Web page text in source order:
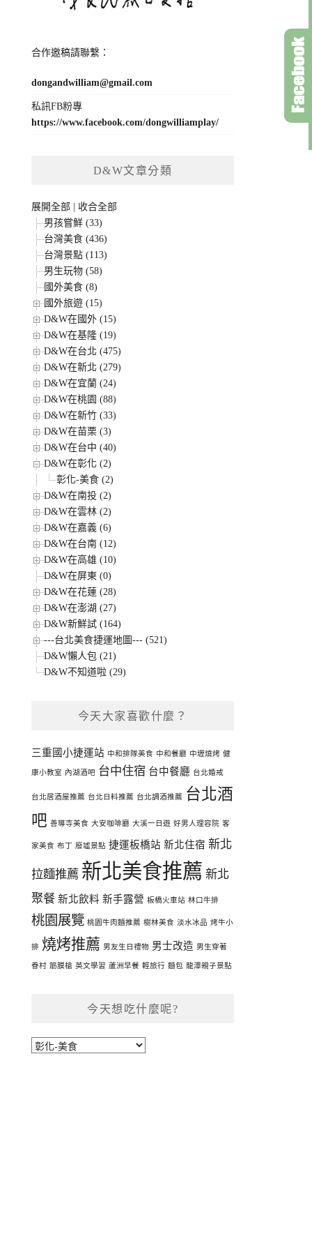
合作邀稿請聯繫：
dongandwilliam@gmail.com
私訊FB粉專
https://www.facebook.com/dongwilliamplay/
D&W文章分類
展開全部
收合全部
男孩嘗鮮 (33)
台灣美食 (436)
台灣景點 (113)
男生玩物 (58)
國外美食 (8)
國外旅遊 (15)
D&W在國外 (15)
D&W在基隆 (19)
D&W在台北 (475)
D&W在新北 (279)
D&W在宜蘭 (24)
D&W在桃園 (88)
D&W在新竹 (33)
D&W在苗栗 (3)
D&W在台中 (40)
D&W在彰化 (2)
彰化-美食 (2)
D&W在南投 (2)
D&W在雲林 (2)
D&W在嘉義 (6)
D&W在台南 (12)
D&W在高雄 (10)
D&W在屏東 (0)
D&W在花蓮 (28)
D&W在澎湖 (27)
D&W新鮮試 (164)
---台北美食捷運地圖--- (521)
D&W懶人包 (21)
D&W不知道啦 (29)
今天大家喜歡什麼？
三重國小捷運站 中和排隊美食 中和餐廳 中壢燒烤 健
康小教室 內湖酒吧 台中住宿 台中餐廳 台北婚戒
台北居酒屋推薦 台北日料推薦 台北調酒推薦
台北酒
吧 善導寺美食 大安咖啡廳 大溪一日遊 好男人理容院 客
家美食 布丁 廢墟景點 捷運板橋站 新北住宿 新北
拉麵推薦 新北美食推薦 新北
聚餐 新北飲料 新手露營 板橋火車站 林口牛排
桃園展覽 桃園牛肉麵推薦 樹林美食 淡水冰品 烤牛小
排 燒烤推薦 男友生日禮物 男士改造 男生穿著
眷村 筋膜槍 英文學習 蘆洲早餐 輕旅行 麵包 龍潭親子景點
今天想吃什麼呢?
今